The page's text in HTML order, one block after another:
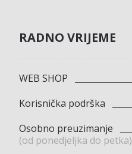
RADNO VRIJEME
WEB SHOP
Korisnička podrška
Osobno preuzimanje
(od ponedjeljka do petka)